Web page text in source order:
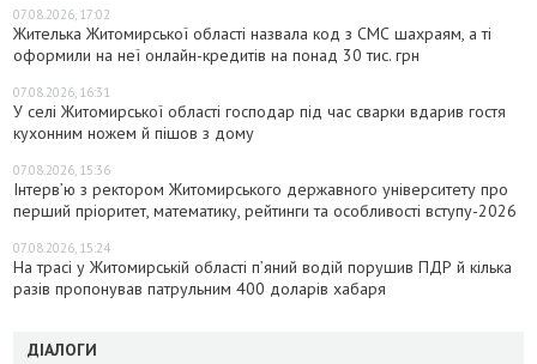
07.08.2026, 17:02
Жителька Житомирської області назвала код з СМС шахраям, а ті
оформили на неї онлайн-кредитів на понад 30 тис. грн
07.08.2026, 16:31
У селі Житомирської області господар під час сварки вдарив гостя
кухонним ножем й пішов з дому
07.08.2026, 15:36
Інтерв’ю з ректором Житомирського державного університету про
перший пріоритет, математику, рейтинги та особливості вступу-2026
07.08.2026, 15:24
На трасі у Житомирській області п’яний водій порушив ПДР й кілька
разів пропонував патрульним 400 доларів хабаря
ДІАЛОГИ